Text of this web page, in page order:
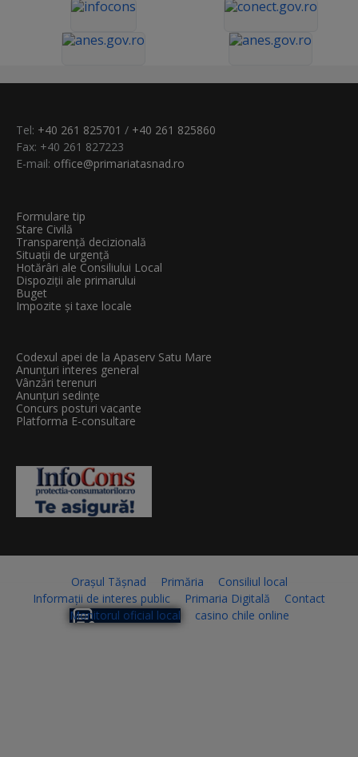
Tel: +40 261 825701 / +40 261 825860
Fax: +40 261 827223
E-mail: office@primariatasnad.ro
Formulare tip
Stare Civilă
Transparenţă decizională
Situații de urgență
Hotărâri ale Consiliului Local
Dispoziții ale primarului
Buget
Impozite și taxe locale
Codexul apei de la Apaserv Satu Mare
Anunțuri interes general
Vânzări terenuri
Anunțuri sedințe
Concurs posturi vacante
Platforma E-consultare
Orașul Tășnad Primăria
Consiliul local
Informații de interes public
Primaria Digitală
Contact
Monitorul oficial local
casino chile online